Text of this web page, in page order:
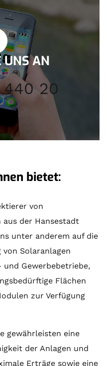
UNS AN
440 20
bietet:
von
aus der Hansestadt
unter anderem auf die
von Solaranlagen
Gewerbebetriebe,
Flächen
zur Verfügung
gewährleisten eine
der Anlagen und
Erträge sowie eine